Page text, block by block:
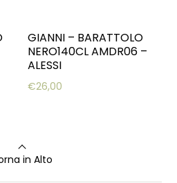
GIANNI – BARATTOLO
NERO140CL AMDR06 –
ALESSI
€26,00
in Alto